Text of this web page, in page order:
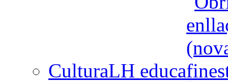
CulturaLH educa